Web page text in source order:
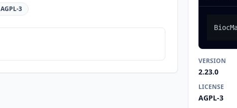
AGPL-3
VERSION
2.23.0
LICENSE
AGPL-3